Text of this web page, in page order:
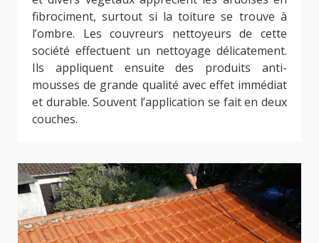
fibrociment, surtout si la toiture se trouve à
l’ombre. Les couvreurs nettoyeurs de cette
société effectuent un nettoyage délicatement.
Ils appliquent ensuite des produits anti-
mousses de grande qualité avec effet immédiat
et durable. Souvent l’application se fait en deux
couches.